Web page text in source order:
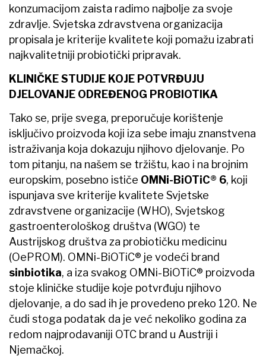
konzumacijom zaista radimo najbolje za svoje
zdravlje. Svjetska zdravstvena organizacija
propisala je kriterije kvalitete koji pomažu izabrati
najkvalitetniji probiotički pripravak.
KLINIČKE STUDIJE KOJE POTVRĐUJU
DJELOVANJE ODREĐENOG PROBIOTIKA
Tako se, prije svega, preporučuje korištenje
isključivo proizvoda koji iza sebe imaju znanstvena
istraživanja koja dokazuju njihovo djelovanje. Po
tom pitanju, na našem se tržištu, kao i na brojnim
europskim, posebno ističe OMNi-BiOTiC® 6, koji
ispunjava sve kriterije kvalitete Svjetske
zdravstvene organizacije (WHO), Svjetskog
gastroenterološkog društva (WGO) te
Austrijskog društva za probiotičku medicinu
(OePROM). OMNi-BiOTiC® je vodeći brand
sinbiotika, a iza svakog OMNi-BiOTiC® proizvoda
stoje kliničke studije koje potvrđuju njihovo
djelovanje, a do sad ih je provedeno preko 120. Ne
čudi stoga podatak da je već nekoliko godina za
redom najprodavaniji OTC brand u Austriji i
Njemačkoj.